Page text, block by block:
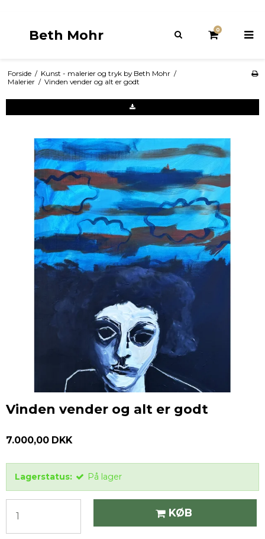
Beth Mohr 0
Forside / Kunst - malerier og tryk by Beth Mohr /
Malerier / Vinden vender og alt er godt
Vinden vender og alt er godt
7.000,00 DKK
Lagerstatus: På lager
KØB